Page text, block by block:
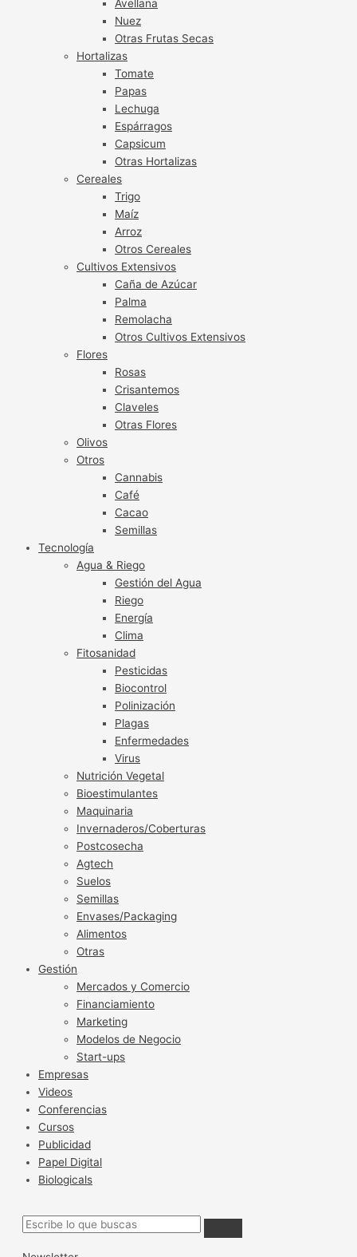
Avellana
Nuez
Otras Frutas Secas
Hortalizas
Tomate
Papas
Lechuga
Espárragos
Capsicum
Otras Hortalizas
Cereales
Trigo
Maíz
Arroz
Otros Cereales
Cultivos Extensivos
Caña de Azúcar
Palma
Remolacha
Otros Cultivos Extensivos
Flores
Rosas
Crisantemos
Claveles
Otras Flores
Olivos
Otros
Cannabis
Café
Cacao
Semillas
Tecnología
Agua & Riego
Gestión del Agua
Riego
Energía
Clima
Fitosanidad
Pesticidas
Biocontrol
Polinización
Plagas
Enfermedades
Virus
Nutrición Vegetal
Bioestimulantes
Maquinaria
Invernaderos/Coberturas
Postcosecha
Agtech
Suelos
Semillas
Envases/Packaging
Alimentos
Otras
Gestión
Mercados y Comercio
Financiamiento
Marketing
Modelos de Negocio
Start-ups
Empresas
Videos
Conferencias
Cursos
Publicidad
Papel Digital
Biologicals